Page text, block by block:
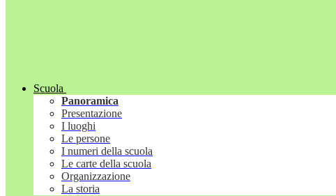
Scuola
Panoramica
Presentazione
I luoghi
Le persone
I numeri della scuola
Le carte della scuola
Organizzazione
La storia